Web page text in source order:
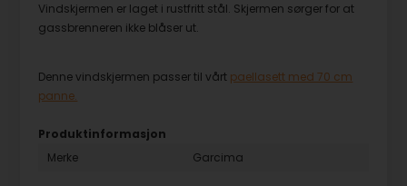
Vindskjermen er laget i rustfritt stål. Skjermen sørger for at
gassbrenneren ikke blåser ut.
Denne vindskjermen passer til vårt paellasett med 70 cm
panne.
Produktinformasjon
Merke
Garcima